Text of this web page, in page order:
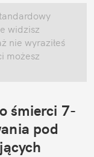
widzisz
nie wyraziłeś
możesz
śmierci 7-
pod